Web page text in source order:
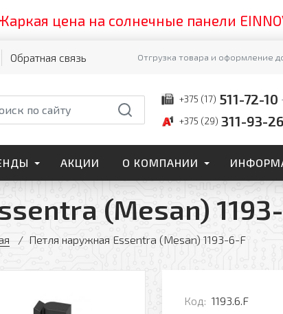
на солнечные панели
Обратная связь Отгрузка товара и оформление
+375 (17) 511-72-10
+375 (29) 311-93-26
АКЦИИ О КОМПАНИИ
(Mesan)
Петля наружная Essentra (Mesan) 1193-6-F
Код: 1193.6.F